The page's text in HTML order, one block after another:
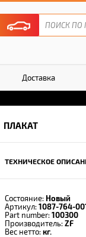
Доставка
ПЛАКАТ
ТЕХНИЧЕСКОЕ
Состояние: Новый
Артикул: 1087-764-
Part number: 100300
Производитель: ZF
Вес нетто: кг.